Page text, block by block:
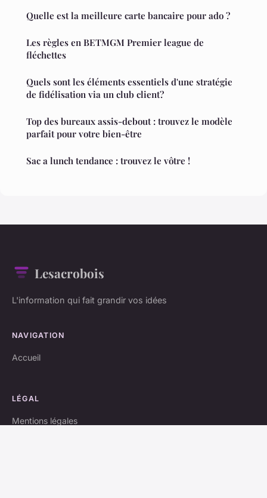
Quelle est la meilleure carte bancaire pour ado ?
Les règles en BETMGM Premier league de
fléchettes
Quels sont les éléments essentiels d'une stratégie
de fidélisation via un club client?
Top des bureaux assis-debout : trouvez le modèle
parfait pour votre bien-être
Sac a lunch tendance : trouvez le vôtre !
Lesacrobois
L'information qui fait grandir vos idées
NAVIGATION
Accueil
LÉGAL
Mentions légales